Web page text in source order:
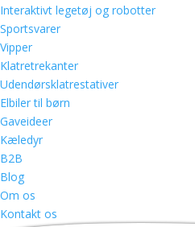
Interaktivt legetøj og robotter
Sportsvarer
Vipper
Klatretrekanter
Udendørsklatrestativer
Elbiler til børn
Gaveideer
Kæledyr
B2B
Blog
Om os
Kontakt os